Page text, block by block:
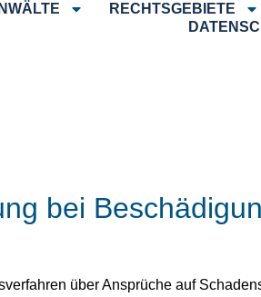
RECHTSGEBIETE
bei
über Ansprüche auf